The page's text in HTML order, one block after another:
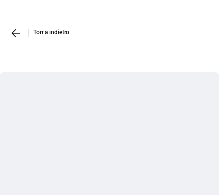
Torna indietro